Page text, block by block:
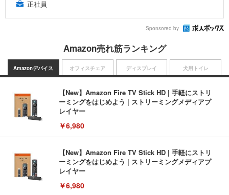
正社員
Sponsored by
Amazon売れ筋ランキング
Amazonデバイス
【New】Amazon Fire TV Stick HD | 手軽にストリ
ーミングをはじめよう | ストリーミングメディアプ
レイヤー
￥6,980
【New】Amazon Fire TV Stick HD | 手軽にストリ
ーミングをはじめよう | ストリーミングメディアプ
レイヤー
￥6,980
オフィスチェア ディスプレイ 犬用トイレ